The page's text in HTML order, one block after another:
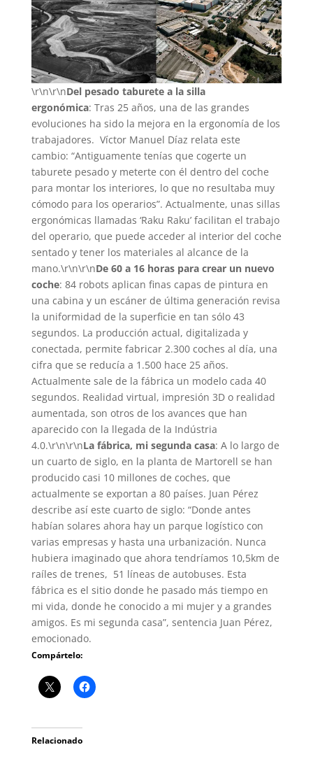
\r\n\r\nDel pesado taburete a la silla
ergonómica: Tras 25 años, una de las grandes
evoluciones ha sido la mejora en la ergonomía de los
trabajadores. Víctor Manuel Díaz relata este
cambio: “Antiguamente tenías que cogerte un
taburete pesado y meterte con él dentro del coche
para montar los interiores, lo que no resultaba muy
cómodo para los operarios”. Actualmente, unas sillas
ergonómicas llamadas ‘Raku Raku’ facilitan el trabajo
del operario, que puede acceder al interior del coche
sentado y tener los materiales al alcance de la
mano.\r\n\r\nDe 60 a 16 horas para crear un nuevo
coche: 84 robots aplican finas capas de pintura en
una cabina y un escáner de última generación revisa
la uniformidad de la superficie en tan sólo 43
segundos. La producción actual, digitalizada y
conectada, permite fabricar 2.300 coches al día, una
cifra que se reducía a 1.500 hace 25 años.
Actualmente sale de la fábrica un modelo cada 40
segundos. Realidad virtual, impresión 3D o realidad
aumentada, son otros de los avances que han
aparecido con la llegada de la Indústria
4.0.\r\n\r\nLa fábrica, mi segunda casa: A lo largo de
un cuarto de siglo, en la planta de Martorell se han
producido casi 10 millones de coches, que
actualmente se exportan a 80 países. Juan Pérez
describe así este cuarto de siglo: “Donde antes
habían solares ahora hay un parque logístico con
varias empresas y hasta una urbanización. Nunca
hubiera imaginado que ahora tendríamos 10,5km de
raíles de trenes, 51 líneas de autobuses. Esta
fábrica es el sitio donde he pasado más tiempo en
mi vida, donde he conocido a mi mujer y a grandes
amigos. Es mi segunda casa”, sentencia Juan Pérez,
emocionado.
Compártelo:
Relacionado